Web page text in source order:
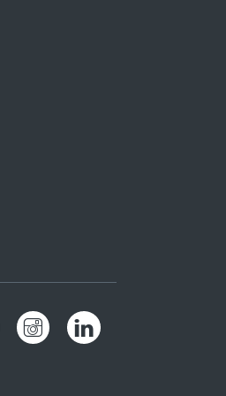
Twitter Instagram